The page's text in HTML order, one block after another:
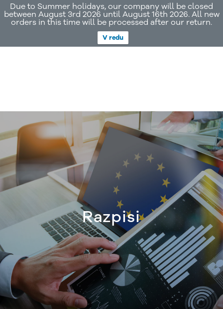
Due to Summer holidays, our company will be closed
between August 3rd 2026 until August 16th 2026. All new
orders in this time will be processed after our return.
V redu
to
to
child
menu
Razpisi
Kontaktirajte nas
0
Vavčer za pripravo digitalne strategije
Razpisi